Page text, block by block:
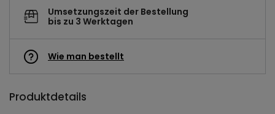
Umsetzungszeit der Bestellung
bis zu 3 Werktagen
Wie man bestellt
Produktdetails